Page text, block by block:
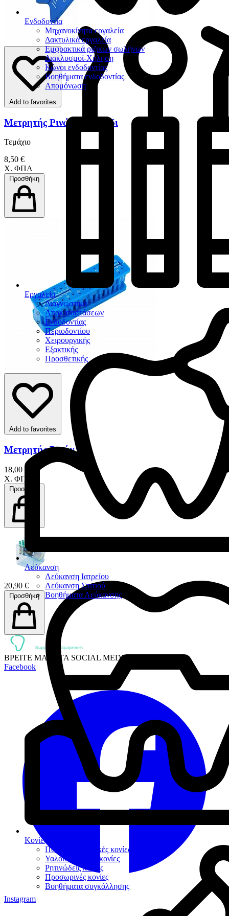
Ενδοδοντία
Μηχανοκίνητα εργαλεία
Δακτυλικά εργαλεία
Εμφρακτικά ριζικών σωλήνων
Διακλυσμοί-Χήληση
Κώνοι ενδοδοντίας
Βοηθήματα ενδοδοντίας
Απομόνωση
Εργαλεία
Διαγνωστικά
Αποκαταστάσεων
Ενδοδοντίας
Περιοδοντίου
Χειρουργικής
Εξακτικής
Προσθετικής
Λεύκανση
Λεύκανση Ιατρείου
Λεύκανση Σπιτιού
Βοηθήματα Λεύκανσης
Κονίες Συγκόλλησης
Πολυκαρβοξυλικές κονίες
Υαλοϊονομερείς κονίες
Ρητινώδεις κονίες
Προσωρινές κονίες
Βοηθήματα συγκόλλησης
Add to favorites
Μετρητής Ρινών Δαχτυλίδι
Τεμάχιο
8,50 €
Χ. ΦΠΑ
Προσθήκη
Add to favorites
Μετρητής Ρινών
18,00 €
Χ. ΦΠΑ
Προσθήκη
20,90 €
Προσθήκη
ΒΡΕΙΤΕ ΜΑΣ ΣΤΑ SOCIAL MEDIA:
Facebook
Instagram